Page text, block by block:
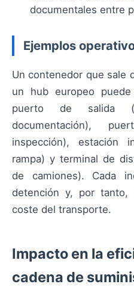
documentales entre
Ejemplos
Un contenedor que sale
un hub europeo
puerto de salida
documentación),
inspección), estación
rampa) y terminal de
de camiones). Cada
detención y, por
coste del transporte.
Impacto en la
cadena de